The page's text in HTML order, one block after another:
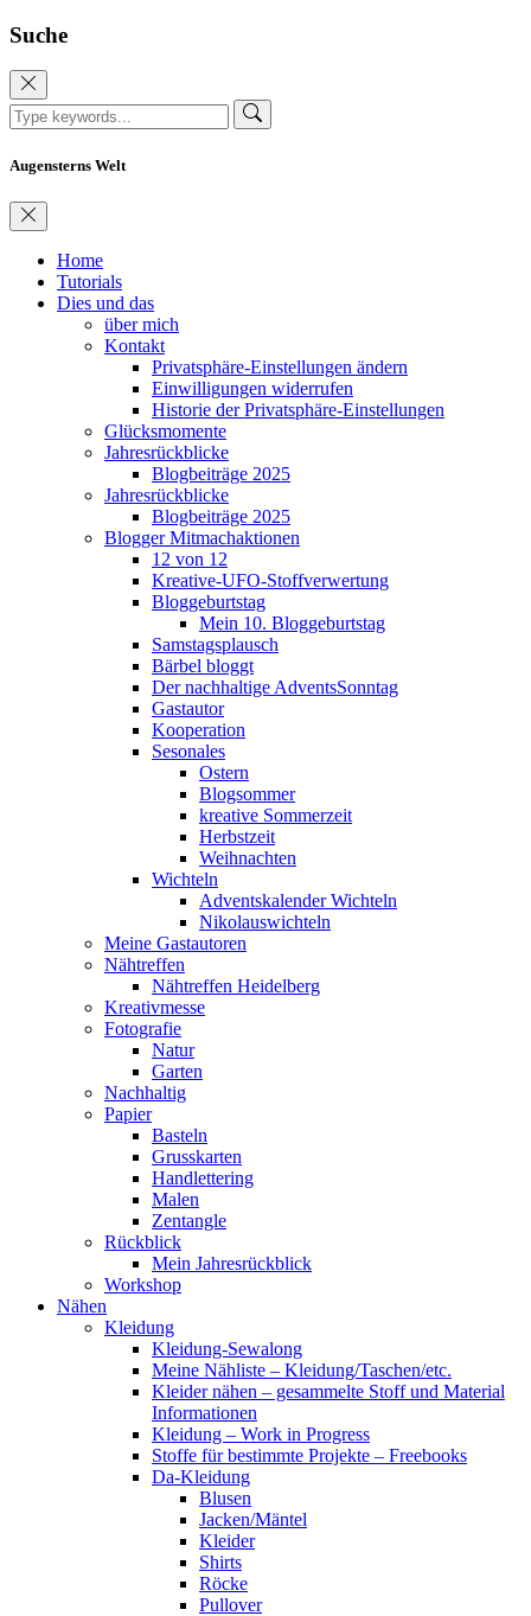
Suche
Augensterns Welt
Home
Tutorials
Dies und das
über mich
Kontakt
Privatsphäre-Einstellungen ändern
Einwilligungen widerrufen
Historie der Privatsphäre-Einstellungen
Glücksmomente
Jahresrückblicke
Blogbeiträge 2025
Jahresrückblicke
Blogbeiträge 2025
Blogger Mitmachaktionen
12 von 12
Kreative-UFO-Stoffverwertung
Bloggeburtstag
Mein 10. Bloggeburtstag
Samstagsplausch
Bärbel bloggt
Der nachhaltige AdventsSonntag
Gastautor
Kooperation
Sesonales
Ostern
Blogsommer
kreative Sommerzeit
Herbstzeit
Weihnachten
Wichteln
Adventskalender Wichteln
Nikolauswichteln
Meine Gastautoren
Nähtreffen
Nähtreffen Heidelberg
Kreativmesse
Fotografie
Natur
Garten
Nachhaltig
Papier
Basteln
Grusskarten
Handlettering
Malen
Zentangle
Rückblick
Mein Jahresrückblick
Workshop
Nähen
Kleidung
Kleidung-Sewalong
Meine Nähliste – Kleidung/Taschen/etc.
Kleider nähen – gesammelte Stoff und Material
Informationen
Kleidung – Work in Progress
Stoffe für bestimmte Projekte – Freebooks
Da-Kleidung
Blusen
Jacken/Mäntel
Kleider
Shirts
Röcke
Pullover